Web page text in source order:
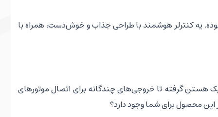
یه کنترلر هوشمند با طراحی جذاب و خوش‌دست، همراه با
گرفته تا خروجی‌های چندگانه برای اتصال موتورهای
این محصول برای شما وجود دارد؟